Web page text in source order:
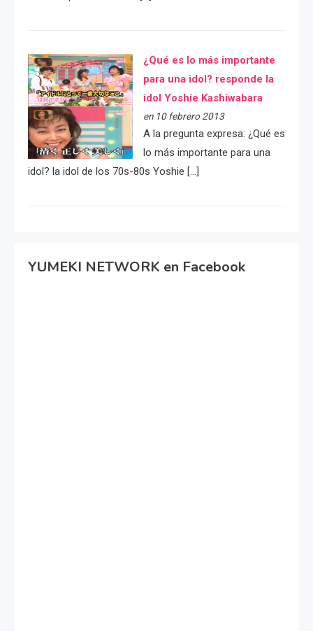
¿Qué es lo más importante
para una idol? responde la
idol Yoshie Kashiwabara
en 10 febrero 2013
A la pregunta expresa: ¿Qué es
lo más importante para una
idol? la idol de los 70s-80s Yoshie […]
YUMEKI NETWORK en Facebook